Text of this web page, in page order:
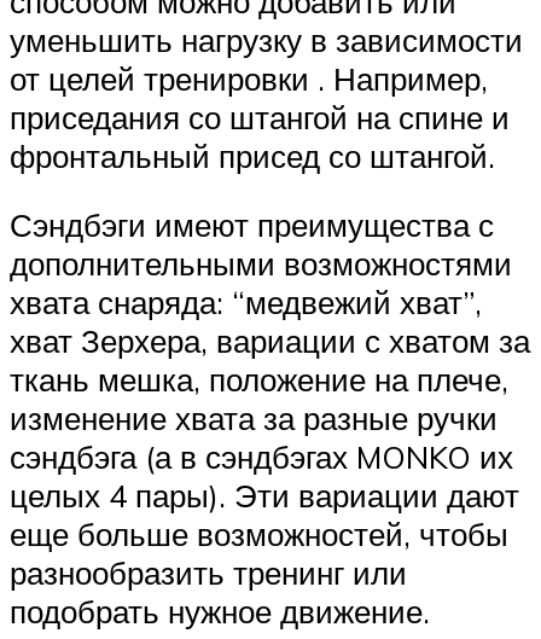
уменьшить нагрузку в зависимости
от целей тренировки . Например,
приседания со штангой на спине и
фронтальный присед со штангой.
Сэндбэги имеют преимущества с
дополнительными возможностями
хвата снаряда: “медвежий хват”,
хват Зерхера, вариации с хватом за
ткань мешка, положение на плече,
изменение хвата за разные ручки
сэндбэга (а в сэндбэгах MONKO их
целых 4 пары). Эти вариации дают
еще больше возможностей, чтобы
разнообразить тренинг или
подобрать нужное движение.